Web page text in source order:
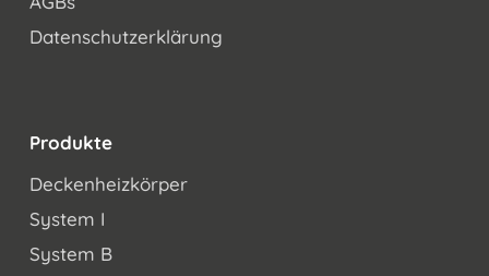
Datenschutzerklärung
Produkte
Deckenheizkörper
System I
System B